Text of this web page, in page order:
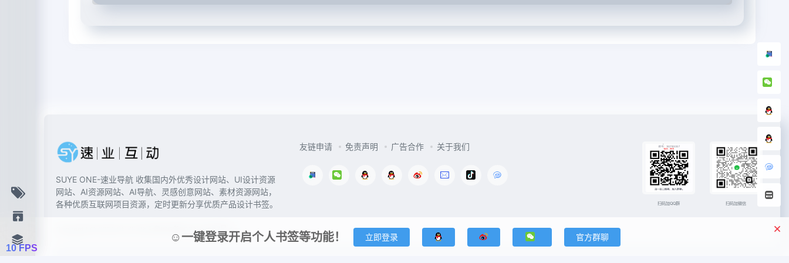
SUYE ONE-速业导航 收集国内外优秀设计网站、UI设计资源
网站、AI资源网站、AI导航、灵感创意网站、素材资源网站，
各种优质互联网项目资源，定时更新分享优质产品设计书签。
友链申请 免责声明 广告合作 关于我们
扫码加QQ群 扫码加微信
粤ICP备2021127587号-3
☺一键登录开启个人书签等功能！ 立即登录 官方群聊